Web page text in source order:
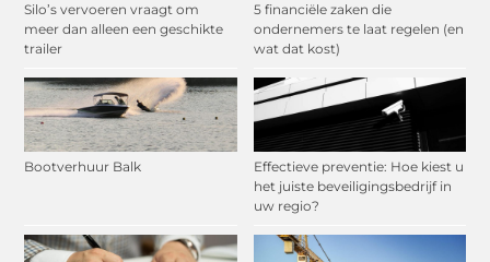
Silo’s vervoeren vraagt om
meer dan alleen een geschikte
trailer
5 financiële zaken die
ondernemers te laat regelen (en
wat dat kost)
Bootverhuur Balk
Effectieve preventie: Hoe kiest u
het juiste beveiligingsbedrijf in
uw regio?